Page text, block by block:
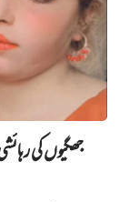
جھگیوں کی